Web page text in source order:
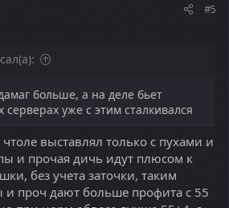
#5
больше, а на деле бьет
уже с этим сталкивался
выставлял только с пухами и
и прочая дичь идут плюсом к
без учета заточки, таким
и проч дают больше профита с 55